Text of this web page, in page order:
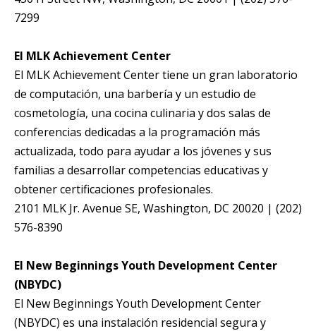
7299
El MLK Achievement Center
El MLK Achievement Center tiene un gran laboratorio
de computación, una barbería y un estudio de
cosmetología, una cocina culinaria y dos salas de
conferencias dedicadas a la programación más
actualizada, todo para ayudar a los jóvenes y sus
familias a desarrollar competencias educativas y
obtener certificaciones profesionales.
2101 MLK Jr. Avenue SE, Washington, DC 20020 | (202)
576-8390
El New Beginnings Youth Development Center
(NBYDC)
El New Beginnings Youth Development Center
(NBYDC) es una instalación residencial segura y